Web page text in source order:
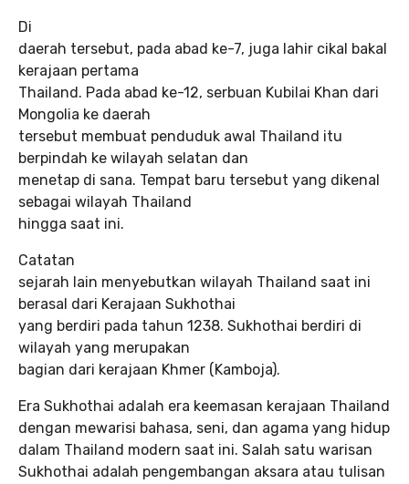
Di
daerah tersebut, pada abad ke-7, juga lahir cikal bakal
kerajaan pertama
Thailand. Pada abad ke-12, serbuan Kubilai Khan dari
Mongolia ke daerah
tersebut membuat penduduk awal Thailand itu
berpindah ke wilayah selatan dan
menetap di sana. Tempat baru tersebut yang dikenal
sebagai wilayah Thailand
hingga saat ini.
Catatan
sejarah lain menyebutkan wilayah Thailand saat ini
berasal dari Kerajaan Sukhothai
yang berdiri pada tahun 1238. Sukhothai berdiri di
wilayah yang merupakan
bagian dari kerajaan Khmer (Kamboja).
Era Sukhothai adalah era keemasan kerajaan Thailand
dengan mewarisi bahasa, seni, dan agama yang hidup
dalam Thailand modern saat ini. Salah satu warisan
Sukhothai adalah pengembangan aksara atau tulisan